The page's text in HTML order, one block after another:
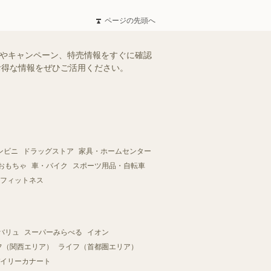
ページの先頭へ
キャンペーン、特売情報をすぐに確認
な情報をぜひご活用ください。
ビニ ドラッグストア
家具・ホームセンター
もちゃ
車・バイク
スポーツ用品・自転車
ィットネス
リュ スーパーみらべる
イオン
関西エリア）
ライフ（首都圏エリア）
リーカナート